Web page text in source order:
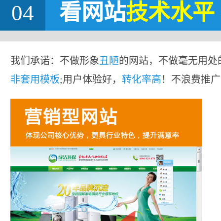
04 看网站技术水平
我们承诺：不做形象丑陋的网站，不做毫无用处
非套用模板;用户体验好， 转化率高！不浪费推